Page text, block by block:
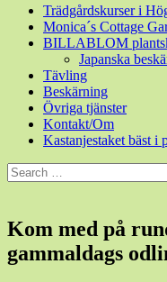
Trädgårdskurser i
Monica´s Cottage
BILLABLOM
Japanska
Tävling
Beskärning
Övriga tjänster
Kontakt/Om
Kastanjestaket bäst i
Sök
efter:
Kom med på
gammaldags